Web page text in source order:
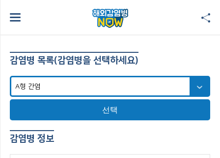
감염병 목록(감염병을 선택하세요)
선택
감염병 정보